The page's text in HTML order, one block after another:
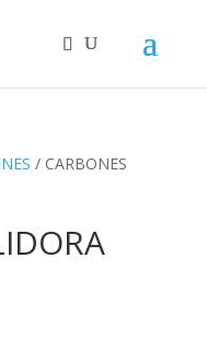
/ CARBONES